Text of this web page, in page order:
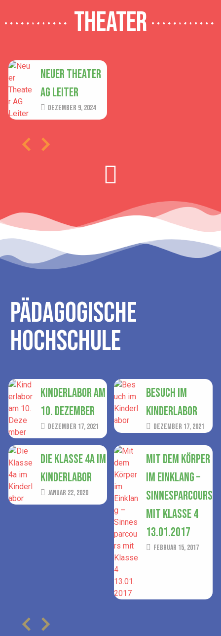
Theater
Neuer Theater
AG Leiter
Dezember 9, 2024
Pädagogische
Hochschule
Kinderlabor am
10. Dezember
Dezember 17, 2021
Besuch im
Kinderlabor
Dezember 17, 2021
Die Klasse 4a im
Kinderlabor
Januar 22, 2020
Mit dem Körper
im Einklang –
Sinnesparcours
mit Klasse 4
13.01.2017
Februar 15, 2017